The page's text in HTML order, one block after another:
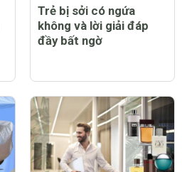
Trẻ bị sởi có ngứa
không và lời giải đáp
đầy bất ngờ